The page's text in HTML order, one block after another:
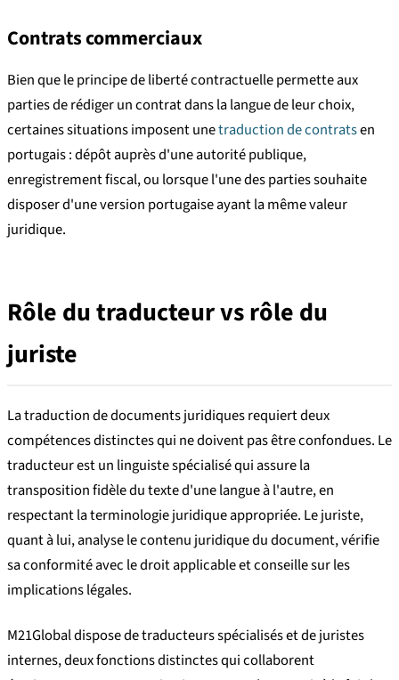
Contrats commerciaux
Bien que le principe de liberté contractuelle permette aux
parties de rédiger un contrat dans la langue de leur choix,
certaines situations imposent unetraduction de contratsen
portugais : dépôt auprès d'une autorité publique,
enregistrement fiscal, ou lorsque l'une des parties souhaite
disposer d'une version portugaise ayant la même valeur
juridique.
Rôle du traducteur vs rôle du
juriste
La traduction de documents juridiques requiert deux
compétences distinctes qui ne doivent pas être confondues. Le
traducteur est un linguiste spécialisé qui assure la
transposition fidèle du texte d'une langue à l'autre, en
respectant la terminologie juridique appropriée. Le juriste,
quant à lui, analyse le contenu juridique du document, vérifie
sa conformité avec le droit applicable et conseille sur les
implications légales.
M21Global dispose de traducteurs spécialisés et de juristes
internes, deux fonctions distinctes qui collaborent